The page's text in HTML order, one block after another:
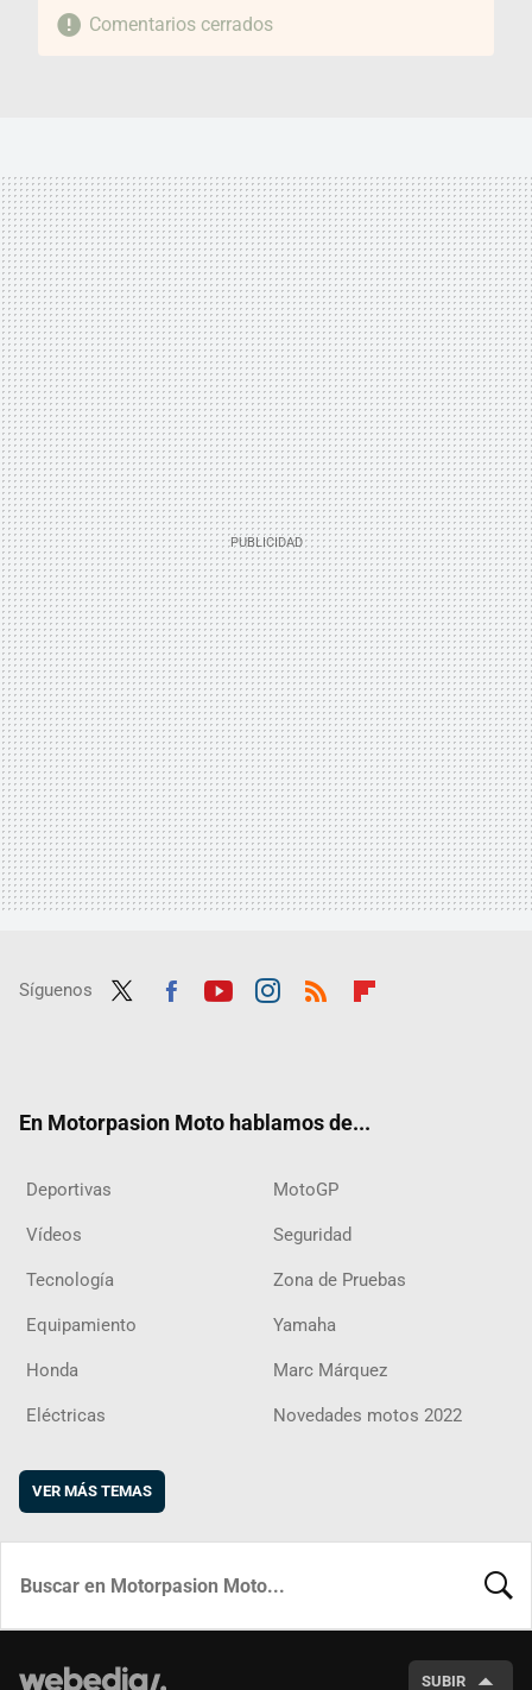
Comentarios cerrados
Síguenos
En Motorpasion Moto hablamos de...
Deportivas MotoGP
Vídeos Seguridad
Tecnología Zona de Pruebas
Equipamiento Yamaha
Honda Marc Márquez
Eléctricas Novedades motos 2022
VER MÁS TEMAS
SUBIR